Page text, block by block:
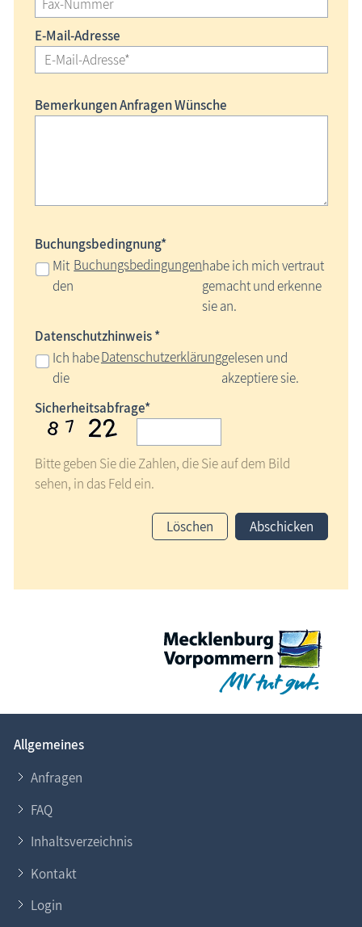
E-Mail-Adresse
Bemerkungen Anfragen Wünsche
Buchungsbedingnung*
Mit
den
Buchungsbedingungenhabe ich mich vertraut
gemacht und erkenne
sie an.
Datenschutzhinweis *
Ich habe
die
Datenschutzerklärunggelesen und
akzeptiere sie.
Sicherheitsabfrage*
Bitte geben Sie die Zahlen, die Sie auf dem Bild
sehen, in das Feld ein.
Löschen Abschicken
Allgemeines
Anfragen
FAQ
Inhaltsverzeichnis
Kontakt
Login